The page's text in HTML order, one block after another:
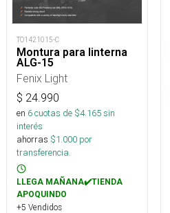
TO1421015-C
Montura para linterna
ALG-15
Fenix Light
$ 24.990
en 6cuotas de $4.165sin
interés
ahorras $1.000 por
transferencia.
LLEGA MAÑANA✔️TIENDA
APOQUINDO
+5 Vendidos